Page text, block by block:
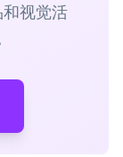
视觉活